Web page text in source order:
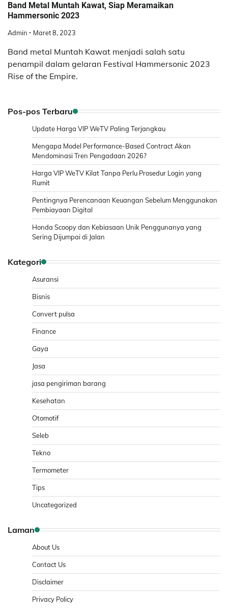
Band Metal Muntah Kawat, Siap Meramaikan
Hammersonic 2023
Admin Maret 8, 2023
Band metal Muntah Kawat menjadi salah satu
penampil dalam gelaran Festival Hammersonic 2023
Rise of the Empire.
Pos-pos Terbaru
Update Harga VIP WeTV Paling Terjangkau
Mengapa Model Performance-Based Contract Akan
Mendominasi Tren Pengadaan 2026?
Harga VIP WeTV Kilat Tanpa Perlu Prosedur Login yang
Rumit
Pentingnya Perencanaan Keuangan Sebelum Menggunakan
Pembiayaan Digital
Honda Scoopy dan Kebiasaan Unik Penggunanya yang
Sering Dijumpai di Jalan
Kategori
Asuransi
Bisnis
Convert pulsa
Finance
Gaya
Jasa
jasa pengiriman barang
Kesehatan
Otomotif
Seleb
Tekno
Termometer
Tips
Uncategorized
Laman
About Us
Contact Us
Disclaimer
Privacy Policy